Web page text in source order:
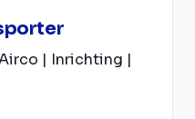
| Inrichting |